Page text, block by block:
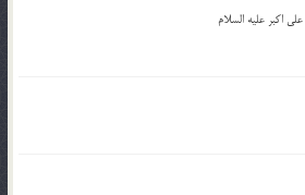
اکبر علیه السلام